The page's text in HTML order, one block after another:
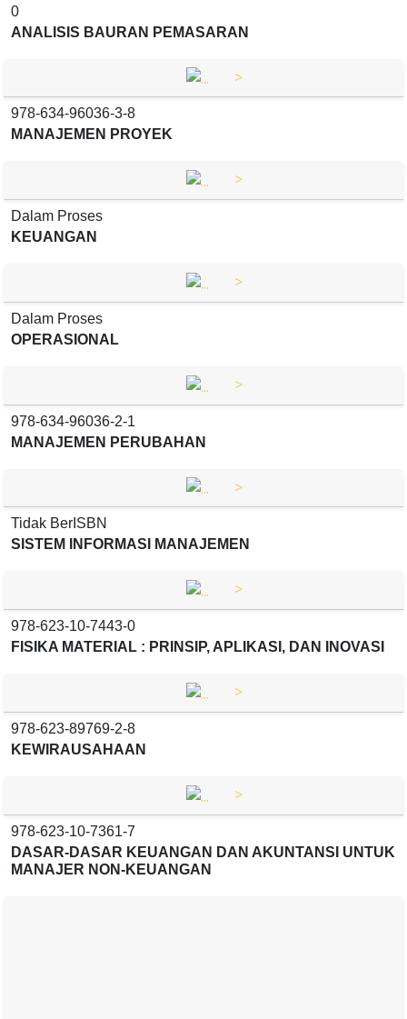
0
ANALISIS BAURAN PEMASARAN
>
978-634-96036-3-8
MANAJEMEN PROYEK
>
Dalam Proses
KEUANGAN
>
Dalam Proses
OPERASIONAL
>
978-634-96036-2-1
MANAJEMEN PERUBAHAN
>
Tidak BerISBN
SISTEM INFORMASI MANAJEMEN
>
978-623-10-7443-0
FISIKA MATERIAL : PRINSIP, APLIKASI, DAN INOVASI
>
978-623-89769-2-8
KEWIRAUSAHAAN
>
978-623-10-7361-7
DASAR-DASAR KEUANGAN DAN AKUNTANSI UNTUK
MANAJER NON-KEUANGAN